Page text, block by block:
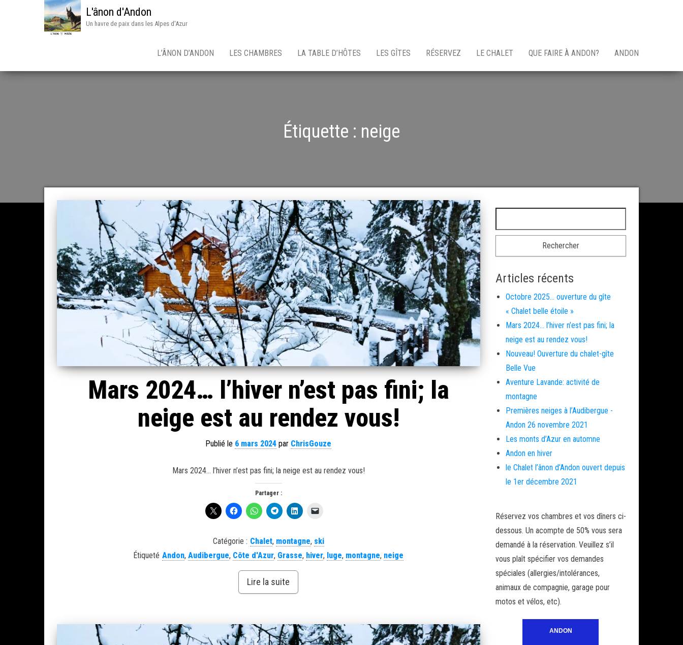
L'ânon d'Andon
Un havre de paix dans les Alpes d'Azur
L’ÂNON D’ANDON LES CHAMBRES LA TABLE D’HÔTES LES GÎTES RÉSERVEZ LE CHALET QUE FAIRE À ANDON? ANDON
Étiquette : neige
Mars 2024… l’hiver n’est pas fini; la
neige est au rendez vous!
Publié le 6 mars 2024 par ChrisGouze
Mars 2024… l’hiver n’est pas fini; la neige est au rendez vous!
Partager :
Catégorie : Chalet, montagne, ski
Étiqueté Andon,Audibergue, Côte d'Azur, Grasse, hiver, luge, montagne, neige
Lire la suite
Articles récents
Octobre 2025… ouverture du gîte
« Chalet belle étoile »
Mars 2024… l’hiver n’est pas fini; la
neige est au rendez vous!
Nouveau! Ouverture du chalet-gîte
Belle Vue
Aventure Lavande: activité de
montagne
Premières neiges à l’Audibergue -
Andon 26 novembre 2021
Les monts d’Azur en automne
Andon en hiver
le Chalet l’ânon d’Andon ouvert depuis
le 1er décembre 2021
Réservez vos chambres et vos dîners ci-
dessous. Un acompte de 50% vous sera
demandé à la réservation. Veuillez s’il
vous plaît spécifier vos demandes
spéciales (allergies/intolérances,
animaux de compagnie, garage pour
motos et vélos, etc).